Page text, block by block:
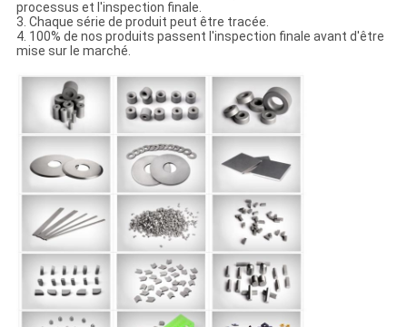
processus et l'inspection finale.
3. Chaque série de produit peut être tracée.
4. 100% de nos produits passent l'inspection finale avant d'être
mise sur le marché.